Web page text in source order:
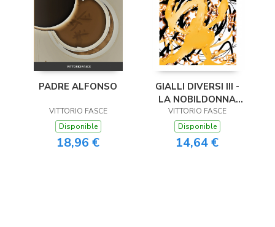
PADRE ALFONSO
VITTORIO FASCE
Disponible
18,96 €
GIALLI DIVERSI III -
LA NOBILDONNA
IMPICCIONA
VITTORIO FASCE
Disponible
14,64 €